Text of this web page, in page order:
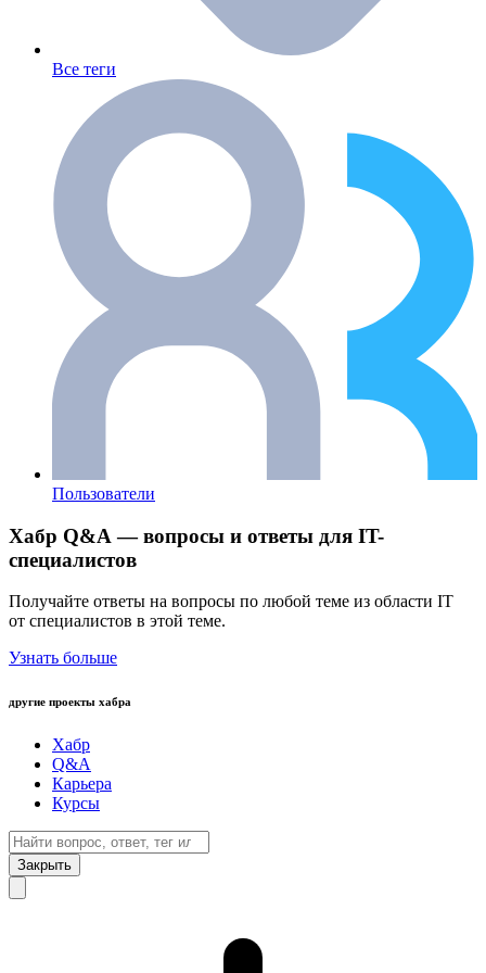
Все теги
Пользователи
Хабр Q&A — вопросы и ответы для IT-
специалистов
Получайте ответы на вопросы по любой теме из области IT
от специалистов в этой теме.
Узнать больше
другие проекты хабра
Хабр
Q&A
Карьера
Курсы
Закрыть